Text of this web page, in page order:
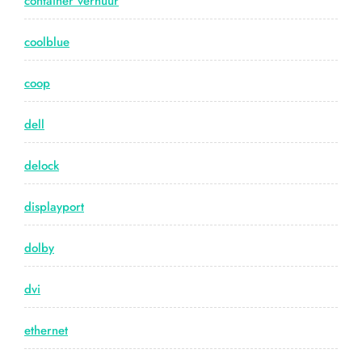
coolblue
coop
dell
delock
displayport
dolby
dvi
ethernet